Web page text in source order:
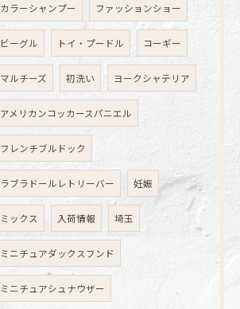
カラーシャンプー ファッションショー
ビーグル トイ・プードル コーギー
マルチーズ 初洗い ヨークシャテリア
アメリカンコッカースパニエル
フレンチブルドック
ラブラドールレトリーバー 妊娠
ミックス 入荷情報 埼玉
ミニチュアダックスフンド
ミニチュアシュナウザー